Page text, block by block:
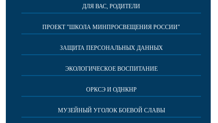
ДЛЯ ВАС, РОДИТЕЛИ
ПРОЕКТ "ШКОЛА МИНПРОСВЕЩЕНИЯ РОССИИ"
ЗАЩИТА ПЕРСОНАЛЬНЫХ ДАННЫХ
ЭКОЛОГИЧЕСКОЕ ВОСПИТАНИЕ
ОРКСЭ И ОДНКНР
МУЗЕЙНЫЙ УГОЛОК БОЕВОЙ СЛАВЫ